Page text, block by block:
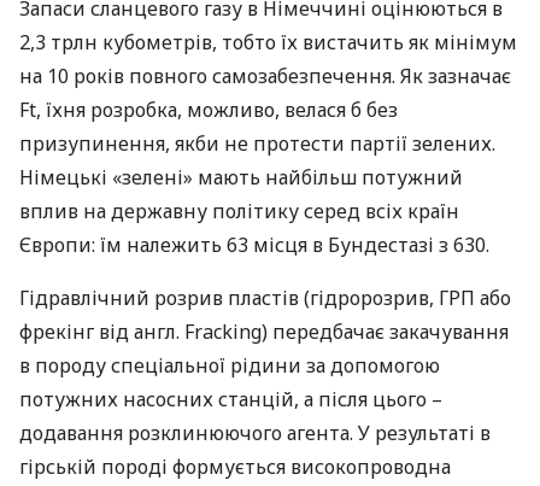
Запаси сланцевого газу в Німеччині оцінюються в
2,3 трлн кубометрів, тобто їх вистачить як мінімум
на 10 років повного самозабезпечення. Як зазначає
Ft, їхня розробка, можливо, велася б без
призупинення, якби не протести партії зелених.
Німецькі «зелені» мають найбільш потужний
вплив на державну політику серед всіх країн
Європи: їм належить 63 місця в Бундестазі з 630.
Гідравлічний розрив пластів (гідророзрив, ГРП або
фрекінг від англ. Fracking) передбачає закачування
в породу спеціальної рідини за допомогою
потужних насосних станцій, а після цього –
додавання розклинюючого агента. У результаті в
гірській породі формується високопроводна